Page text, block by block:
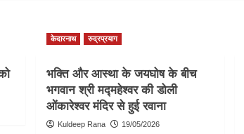
केदारनाथ रुद्रप्रयाग
भक्ति और आस्था के जयघोष के बीच
भगवान श्री मद्महेश्वर की डोली
ओंकारेश्वर मंदिर से हुई रवाना
Kuldeep Rana 19/05/2026